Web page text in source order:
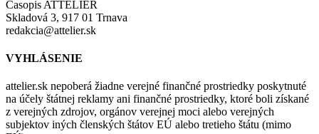
Časopis ATTELIÉR
Skladová 3, 917 01 Trnava
redakcia@attelier.sk
VYHLÁSENIE
attelier.sk nepoberá žiadne verejné finančné prostriedky poskytnuté
na účely štátnej reklamy ani finančné prostriedky, ktoré boli získané
z verejných zdrojov, orgánov verejnej moci alebo verejných
subjektov iných členských štátov EÚ alebo tretieho štátu (mimo